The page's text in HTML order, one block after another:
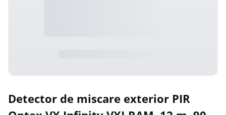
Detector de miscare exterior PIR